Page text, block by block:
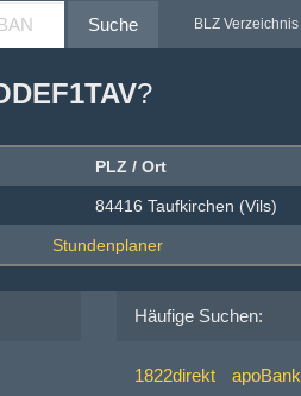
Suche BLZ Verzeichnis
?
PLZ / Ort
84416 Taufkirchen (Vils)
Häufige Suchen:
1822direkt apoBank